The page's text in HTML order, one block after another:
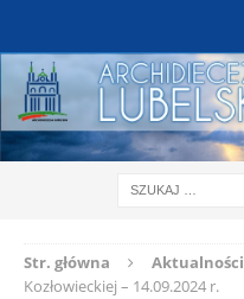
Str. główna Aktualności
Kozłowieckiej – 14.09.2024 r.